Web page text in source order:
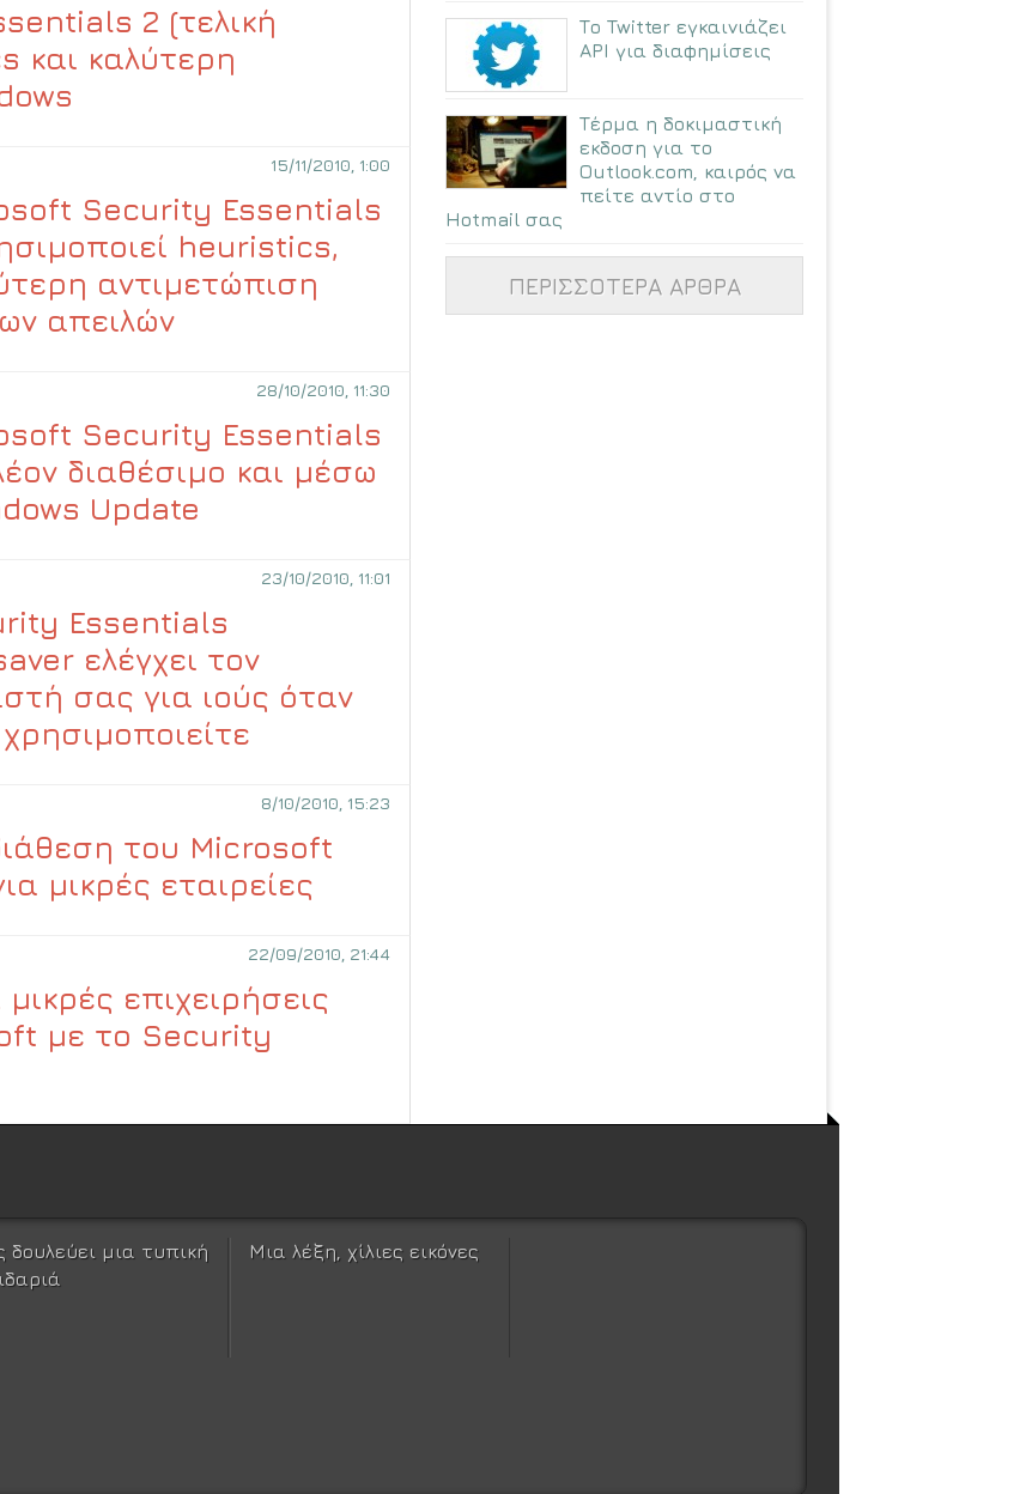
2 (τελική
και καλύτερη
15/11/2010, 1:00
Security Essentials
heuristics,
αντιμετώπιση
απειλών
28/10/2010, 11:30
Security Essentials
διαθέσιμο και μέσω
Update
23/10/2010, 11:01
Essentials
ελέγχει τον
σας για ιούς όταν
8/10/2010, 15:23
του Microsoft
μικρές εταιρείες
22/09/2010, 21:44
επιχειρήσεις
με το Security
Το Twitter εγκαινιάζει
API για διαφημίσεις
Τέρμα η δοκιμαστική
εκδοση για το
Outlook.com, καιρός να
πείτε αντίο στο
Hotmail σας
ΠΕΡΙΣΣΟΤΕΡΑ ΑΡΘΡΑ
δουλεύει μια τυπική
Μια λέξη, χίλιες εικόνες